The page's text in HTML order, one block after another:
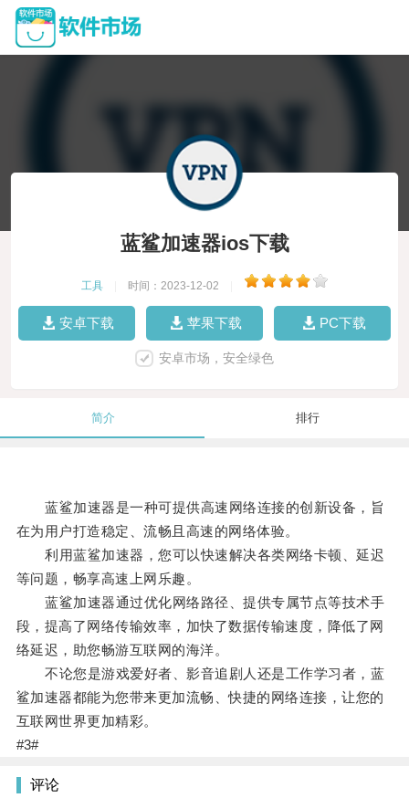
蓝鲨加速器ios下载
工具 时间：2023-12-02
安卓下载 苹果下载 PC下载
安卓市场，安全绿色
简介 排行
蓝鲨加速器是一种可提供高速网络连接的创新设备，旨
在为用户打造稳定、流畅且高速的网络体验。
利用蓝鲨加速器，您可以快速解决各类网络卡顿、延迟
等问题，畅享高速上网乐趣。
蓝鲨加速器通过优化网络路径、提供专属节点等技术手
段，提高了网络传输效率，加快了数据传输速度，降低了网
络延迟，助您畅游互联网的海洋。
不论您是游戏爱好者、影音追剧人还是工作学习者，蓝
鲨加速器都能为您带来更加流畅、快捷的网络连接，让您的
互联网世界更加精彩。
#3#
评论